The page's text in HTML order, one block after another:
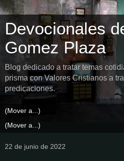
Devocionales
Gomez Plaza
Blog dedicado a tratar temas
prisma con Valores Cristianos a
predicaciones.
22 de junio de 2022